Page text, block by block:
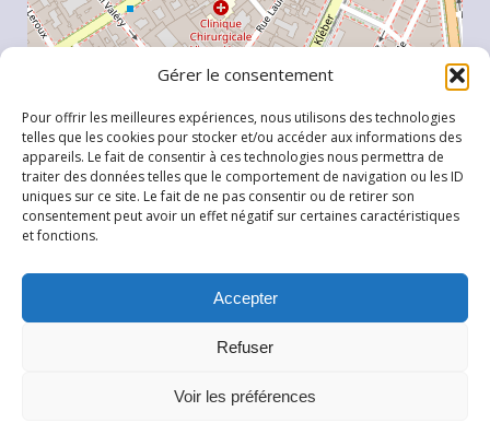
Gérer le consentement
Pour offrir les meilleures expériences, nous utilisons des technologies
telles que les cookies pour stocker et/ou accéder aux informations des
appareils. Le fait de consentir à ces technologies nous permettra de
traiter des données telles que le comportement de navigation ou les ID
uniques sur ce site. Le fait de ne pas consentir ou de retirer son
consentement peut avoir un effet négatif sur certaines caractéristiques
et fonctions.
Accepter
Refuser
Voir les préférences
Leaflet, \r\n©OpenStreetMapcontributeurs
Copyright © IFCM 2016
Clinique Victor hugo